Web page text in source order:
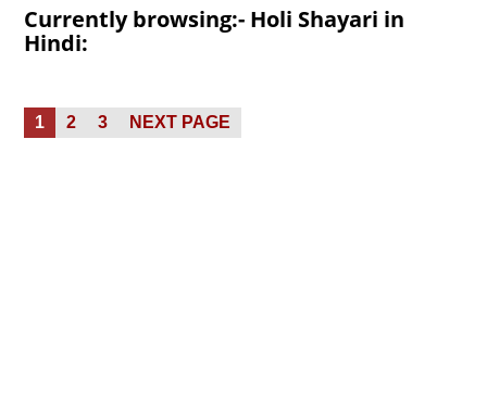
Currently browsing:- Holi Shayari in
Hindi:
Posts
pagination
PAGE
1 PAGE
2 PAGE
3 NEXT PAGE